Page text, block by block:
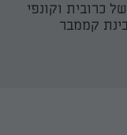
כרובית וקונפי
קממבר